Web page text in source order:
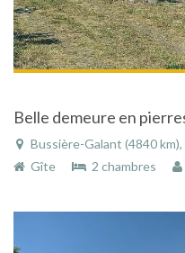
Belle demeure en
Bussière-Galant (4840 km),
Gîte
2 chambres